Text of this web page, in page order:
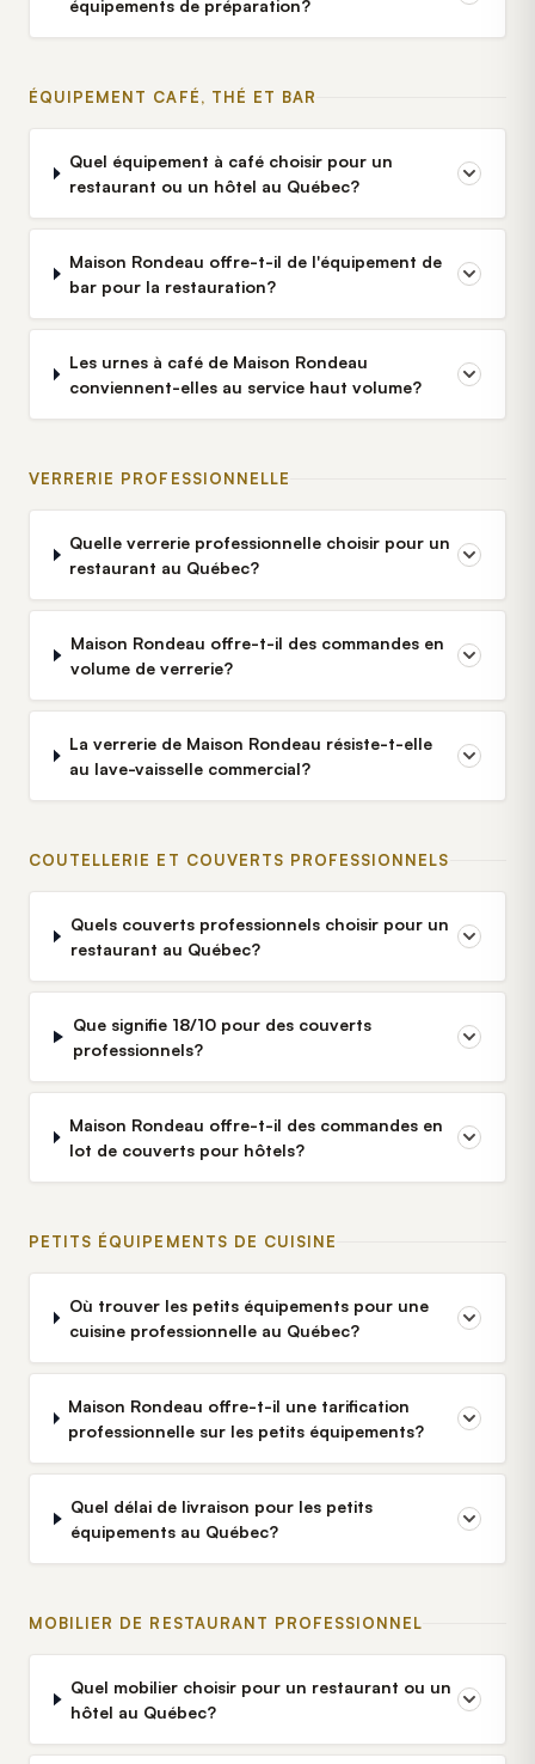
équipements de préparation?
ÉQUIPEMENT CAFÉ, THÉ ET BAR
Quel équipement à café choisir pour un
restaurant ou un hôtel au Québec?
Maison Rondeau offre-t-il de l'équipement de
bar pour la restauration?
Les urnes à café de Maison Rondeau
conviennent-elles au service haut volume?
VERRERIE PROFESSIONNELLE
Quelle verrerie professionnelle choisir pour un
restaurant au Québec?
Maison Rondeau offre-t-il des commandes en
volume de verrerie?
La verrerie de Maison Rondeau résiste-t-elle
au lave-vaisselle commercial?
COUTELLERIE ET COUVERTS PROFESSIONNELS
Quels couverts professionnels choisir pour un
restaurant au Québec?
Que signifie 18/10 pour des couverts
professionnels?
Maison Rondeau offre-t-il des commandes en
lot de couverts pour hôtels?
PETITS ÉQUIPEMENTS DE CUISINE
Où trouver les petits équipements pour une
cuisine professionnelle au Québec?
Maison Rondeau offre-t-il une tarification
professionnelle sur les petits équipements?
Quel délai de livraison pour les petits
équipements au Québec?
MOBILIER DE RESTAURANT PROFESSIONNEL
Quel mobilier choisir pour un restaurant ou un
hôtel au Québec?